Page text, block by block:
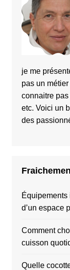
je me
pas un
connaitre pas
etc. Voici un
des
d’un espace
Comment
cuisson
Quelle